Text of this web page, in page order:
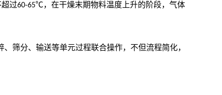
过60-65℃，在干燥末期物料温度上升的阶段，气体
、筛分、输送等单元过程联合操作，不但流程简化，